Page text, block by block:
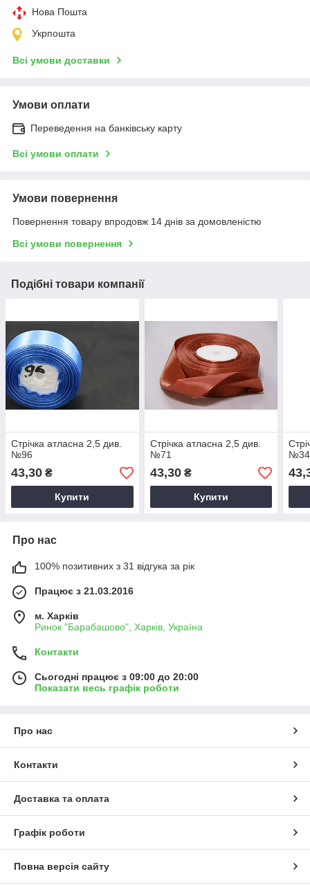
Нова Пошта
Укрпошта
Всі умови доставки
Умови оплати
Переведення на банківську карту
Всі умови оплати
Умови повернення
Повернення товару впродовж 14 днів за домовленістю
Всі умови повернення
Подібні товари компанії
Стрічка атласна 2,5 див.
№96
43,30 ₴
Купити
Стрічка атласна 2,5 див.
№71
43,30₴
Купити
№34
Про нас
100% позитивних з 31 відгука за рік
Працює з 21.03.2016
м. Харків
Ринок "Барабашово", Харків, Україна
Контакти
Сьогодні працює з 09:00 до 20:00
Показати весь графік роботи
Про нас
Контакти
Доставка та оплата
Графік роботи
Повна версія сайту